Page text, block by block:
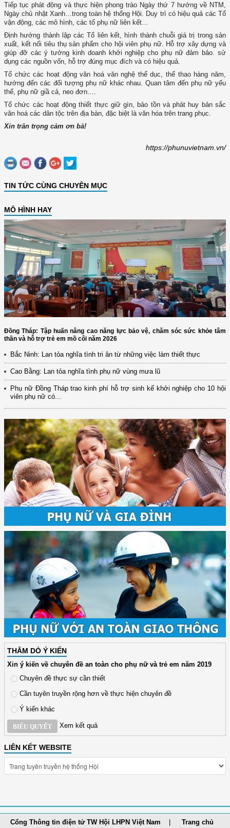
Tiếp tục phát động và thực hiện phong trào Ngày thứ 7 hướng về NTM,
Ngày chủ nhật Xanh…trong toàn hệ thống Hội. Duy trì có hiệu quả các Tổ
vận động, các mô hình, các tổ phụ nữ liên kết…
Định hướng thành lập các Tổ liên kết, hình thành chuỗi giá trị trong sản
xuất, kết nối tiêu thụ sản phẩm cho hội viên phụ nữ. Hỗ trợ xây dựng và
giúp đỡ các ý tưởng kinh doanh khởi nghiệp cho phụ nữ đảm bảo. sử
dụng các nguồn vốn, hỗ trợ đúng mục đích và có hiệu quả.
Tổ chức các hoạt động văn hoá văn nghệ thể dục, thể thao hàng năm,
hướng đến các đối tượng phụ nữ khác nhau. Quan tâm đến phụ nữ yếu
thế, phụ nữ giầ cả, neo đơn….
Tổ chức các hoạt động thiết thực giữ gìn, bảo tồn và phát huy bản sắc
văn hoá các dân tộc trên địa bàn, đặc biệt là văn hóa trên trang phục.
Xin trân trọng cảm ơn bà!
https://phunuvietnam.vn/
TIN TỨC CÙNG CHUYÊN MỤC
MÔ HÌNH HAY
Đồng Tháp: Tập huấn nâng cao năng lực bảo vệ, chăm sóc sức khỏe tâm
thần và hỗ trợ trẻ em mồ côi năm 2026
Bắc Ninh: Lan tỏa nghĩa tình tri ân từ những việc làm thiết thực
Cao Bằng: Lan tỏa nghĩa tình phụ nữ vùng mưa lũ
Phụ nữ Đồng Tháp trao kinh phí hỗ trợ sinh kế khởi nghiệp cho 10 hội
viên phụ nữ có...
THĂM DÒ Ý KIẾN
Xin ý kiến về chuyên đề an toàn cho phụ nữ và trẻ em năm 2019
Chuyên đề thực sự cần thiết
Cần tuyên truyền rộng hơn về thực hiện chuyên đề
Ý kiến khác
BIỂU QUYẾT Xem kết quả
LIÊN KẾT WEBSITE
Cổng Thông tin điện tử TW Hội LHPN Việt Nam Trang chủ